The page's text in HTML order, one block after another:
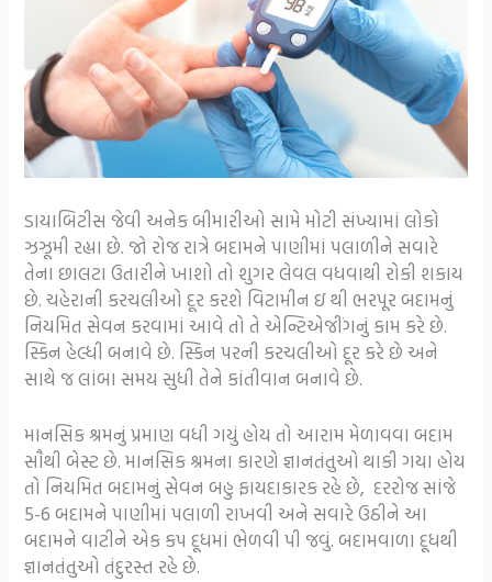
ડાયાબિટીસ જેવી અનેક બીમારીઓ સામે મોટી સંખ્યામાં લોકો
ઝઝૂમી રહ્યા છે. જો રોજ રાત્રે બદામને પાણીમાં પલાળીને સવારે
તેના છાલટા ઉતારીને ખાશો તો શુગર લેવલ વધવાથી રોકી શકાય
છે. ચહેરાની કરચલીઓ દૂર કરશે વિટામીન ઇ થી ભરપૂર બદામનું
નિયમિત સેવન કરવામાં આવે તો તે એન્ટિએજીંગનું કામ કરે છે.
સ્કિન હેલ્ધી બનાવે છે. સ્કિન પરની કરચલીઓ દૂર કરે છે અને
સાથે જ લાંબા સમય સુધી તેને કાંતીવાન બનાવે છે.
માનસિક શ્રમનું પ્રમાણ વધી ગયું હોય તો આરામ મેળાવવા બદામ
સૌથી બેસ્ટ છે. માનસિક શ્રમના કારણે જ્ઞાનતંતુઓ થાકી ગયા હોય
તો નિયમિત બદામનું સેવન બહુ ફાયદાકારક રહે છે, દરરોજ સાંજે
5-6 બદામને પાણીમાં પલાળી રાખવી અને સવારે ઉઠીને આ
બદામને વાટીને એક કપ દૂધમાં ભેળવી પી જવું. બદામવાળા દૂધથી
જ્ઞાનતંતુઓ તંદુરસ્ત રહે છે.